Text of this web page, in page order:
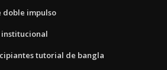
doble impulso
tutorial de bangla